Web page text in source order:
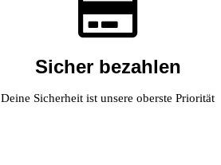
Sicher bezahlen
Deine Sicherheit ist unsere oberste Priorität